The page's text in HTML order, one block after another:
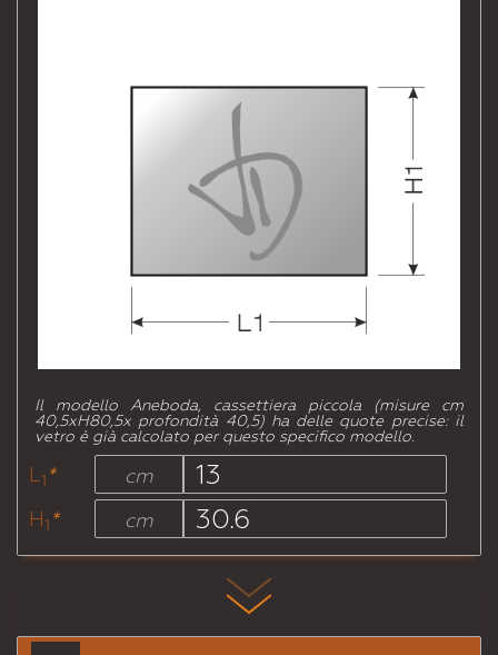
Il modello Aneboda, cassettiera piccola (misure cm
40,5xH80,5x profondità 40,5) ha delle quote precise: il
vetro è già calcolato per questo specifico modello.
L1 *
cm
H1 * cm